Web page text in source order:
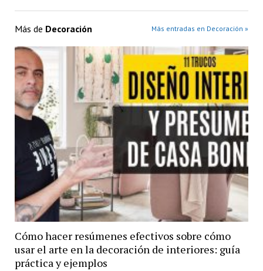
Más de Decoración Más entradas en Decoración »
Cómo hacer resúmenes efectivos sobre cómo
usar el arte en la decoración de interiores: guía
práctica y ejemplos